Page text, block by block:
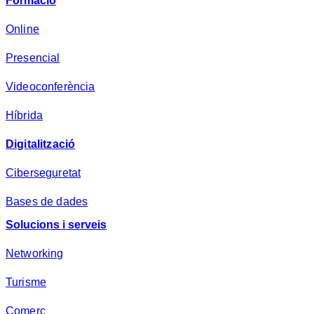
d
s
a
Online
Presencial
Videoconferència
Híbrida
Digitalització
Ciberseguretat
Bases de dades
Solucions i serveis
Networking
Turisme
Comerç